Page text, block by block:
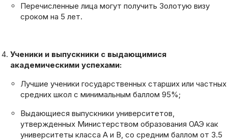
Перечисленные лица могут получить Золотую визу
сроком на 5 лет.
Ученики и выпускники с выдающимися
академическими успехами:
Лучшие ученики государственных старших или частных
средних школ с минимальным баллом 95%;
Выдающиеся выпускники университетов,
утвержденных Министерством образования ОАЭ как
университеты класса A и B, со средним баллом от 3.5